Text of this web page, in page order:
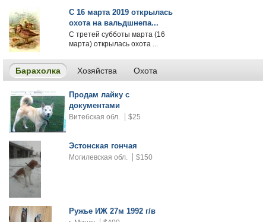
С 16 марта 2019 открылась
охота на вальдшнепа...
С третей субботы марта (16
марта) открылась охота ...
Барахолка Хозяйства Охота
Продам лайку с
документами
Витебская обл. $25
Эстонская гончая
Могилевская обл. $150
Ружье ИЖ 27м 1992 г/в